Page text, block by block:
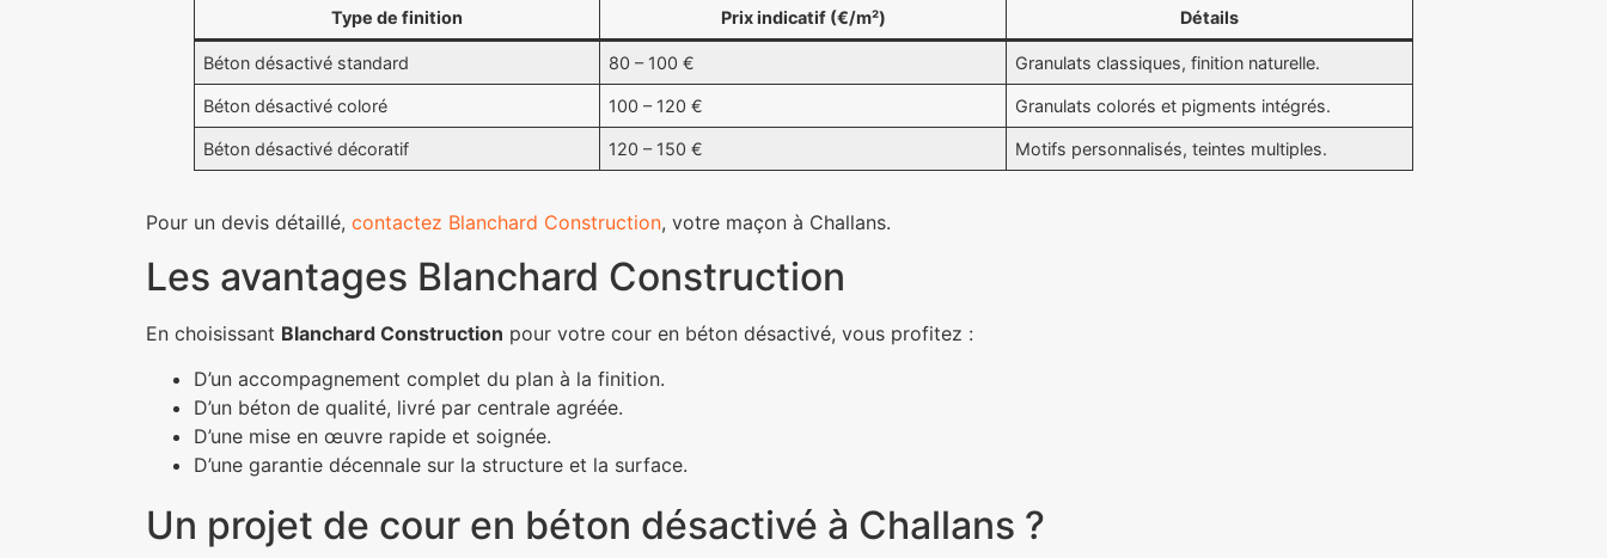
Type de finition Prix indicatif (€/m²) Détails
Béton désactivé standard 80 – 100 € Granulats classiques, finition naturelle.
Béton désactivé coloré 100 – 120 € Granulats colorés et pigments intégrés.
Béton désactivé décoratif 120 – 150 € Motifs personnalisés, teintes multiples.
Pour un devis détaillé, contactez Blanchard Construction, votre maçon à Challans.
Les avantages Blanchard Construction
En choisissant Blanchard Construction pour votre cour en béton désactivé, vous profitez :
D’un accompagnement complet du plan à la finition.
D’un béton de qualité, livré par centrale agréée.
D’une mise en œuvre rapide et soignée.
D’une garantie décennale sur la structure et la surface.
Un projet de cour en béton désactivé à Challans ?